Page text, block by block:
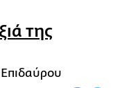
της